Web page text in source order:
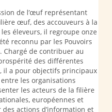
de l’œuf représentant
œuf, des accouveurs à la
éleveurs, il regroupe onze
reconnu par les Pouvoirs
Chargé de contribuer au
des différentes
il a pour objectifs principaux
les organisations
les acteurs de la filière
européennes et
actions d’information et